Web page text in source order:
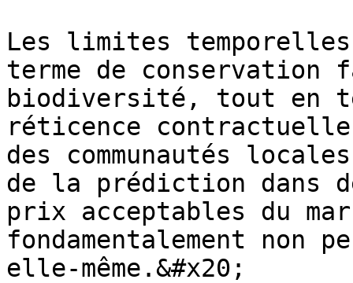
Les limites
terme de conservation
biodiversité, tout en
réticence contractuelle
des communautés
de la prédiction dans
prix acceptables du
fondamentalement non
elle-même.&#x20;